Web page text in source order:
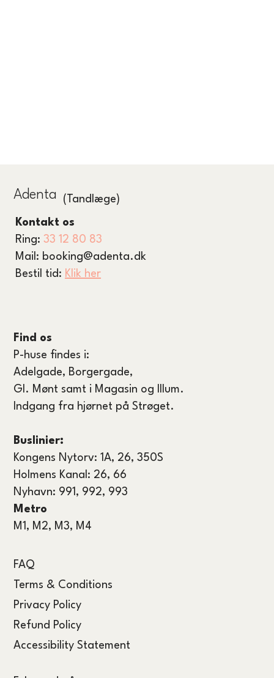
Adenta (Tandlæge)
Kontakt os
Ring:33 12 80 83
Mail: booking@adenta.dk
Bestil tid: Klik her
Find os
P-huse findes i:
Adelgade, Borgergade,
GI. Mønt samt i Magasin og Illum.
Indgang fra hjørnet på Strøget.
Buslinier:
Kongens Nytorv: 1A, 26, 350S
Holmens Kanal: 26, 66
Nyhavn: 991, 992, 993
Metro
M1, M2, M3, M4
FAQ
Terms & Conditions
Privacy Policy
Refund Policy
Accessibility Statement